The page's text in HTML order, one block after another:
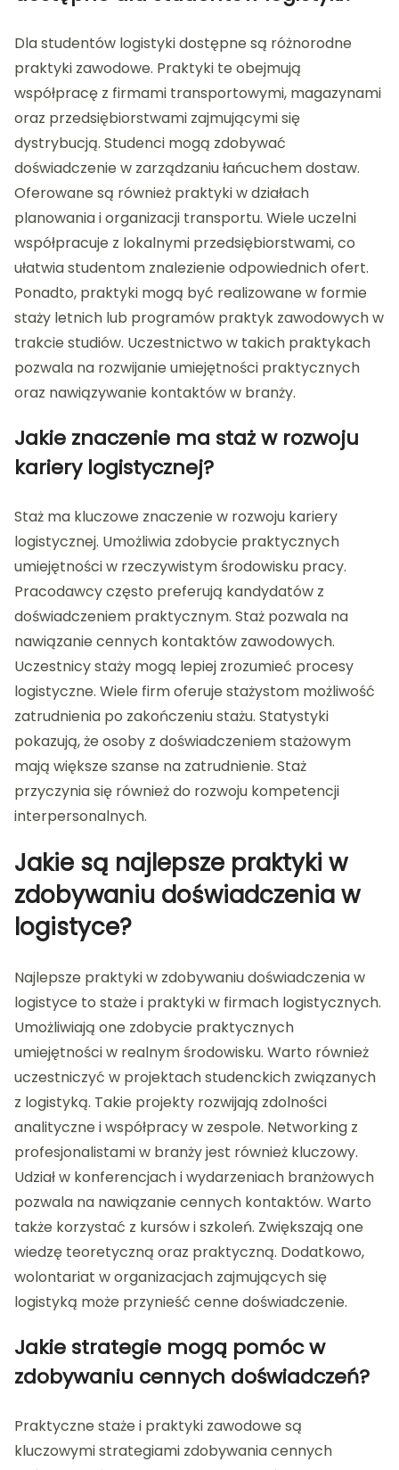
Dla studentów logistyki dostępne są różnorodne
praktyki zawodowe. Praktyki te obejmują
współpracę z firmami transportowymi, magazynami
oraz przedsiębiorstwami zajmującymi się
dystrybucją. Studenci mogą zdobywać
doświadczenie w zarządzaniu łańcuchem dostaw.
Oferowane są również praktyki w działach
planowania i organizacji transportu. Wiele uczelni
współpracuje z lokalnymi przedsiębiorstwami, co
ułatwia studentom znalezienie odpowiednich ofert.
Ponadto, praktyki mogą być realizowane w formie
staży letnich lub programów praktyk zawodowych w
trakcie studiów. Uczestnictwo w takich praktykach
pozwala na rozwijanie umiejętności praktycznych
oraz nawiązywanie kontaktów w branży.
Jakie znaczenie ma staż w rozwoju
kariery logistycznej?
Staż ma kluczowe znaczenie w rozwoju kariery
logistycznej. Umożliwia zdobycie praktycznych
umiejętności w rzeczywistym środowisku pracy.
Pracodawcy często preferują kandydatów z
doświadczeniem praktycznym. Staż pozwala na
nawiązanie cennych kontaktów zawodowych.
Uczestnicy staży mogą lepiej zrozumieć procesy
logistyczne. Wiele firm oferuje stażystom możliwość
zatrudnienia po zakończeniu stażu. Statystyki
pokazują, że osoby z doświadczeniem stażowym
mają większe szanse na zatrudnienie. Staż
przyczynia się również do rozwoju kompetencji
interpersonalnych.
Jakie są najlepsze praktyki w
zdobywaniu doświadczenia w
logistyce?
Najlepsze praktyki w zdobywaniu doświadczenia w
logistyce to staże i praktyki w firmach logistycznych.
Umożliwiają one zdobycie praktycznych
umiejętności w realnym środowisku. Warto również
uczestniczyć w projektach studenckich związanych
z logistyką. Takie projekty rozwijają zdolności
analityczne i współpracy w zespole. Networking z
profesjonalistami w branży jest również kluczowy.
Udział w konferencjach i wydarzeniach branżowych
pozwala na nawiązanie cennych kontaktów. Warto
także korzystać z kursów i szkoleń. Zwiększają one
wiedzę teoretyczną oraz praktyczną. Dodatkowo,
wolontariat w organizacjach zajmujących się
logistyką może przynieść cenne doświadczenie.
Jakie strategie mogą pomóc w
zdobywaniu cennych doświadczeń?
Praktyczne staże i praktyki zawodowe są
kluczowymi strategiami zdobywania cennych